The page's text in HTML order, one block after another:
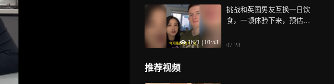
1621 01:53
挑战和英国男友互换一日饮
食，一顿体验下来，预估能
07-28
推荐视频